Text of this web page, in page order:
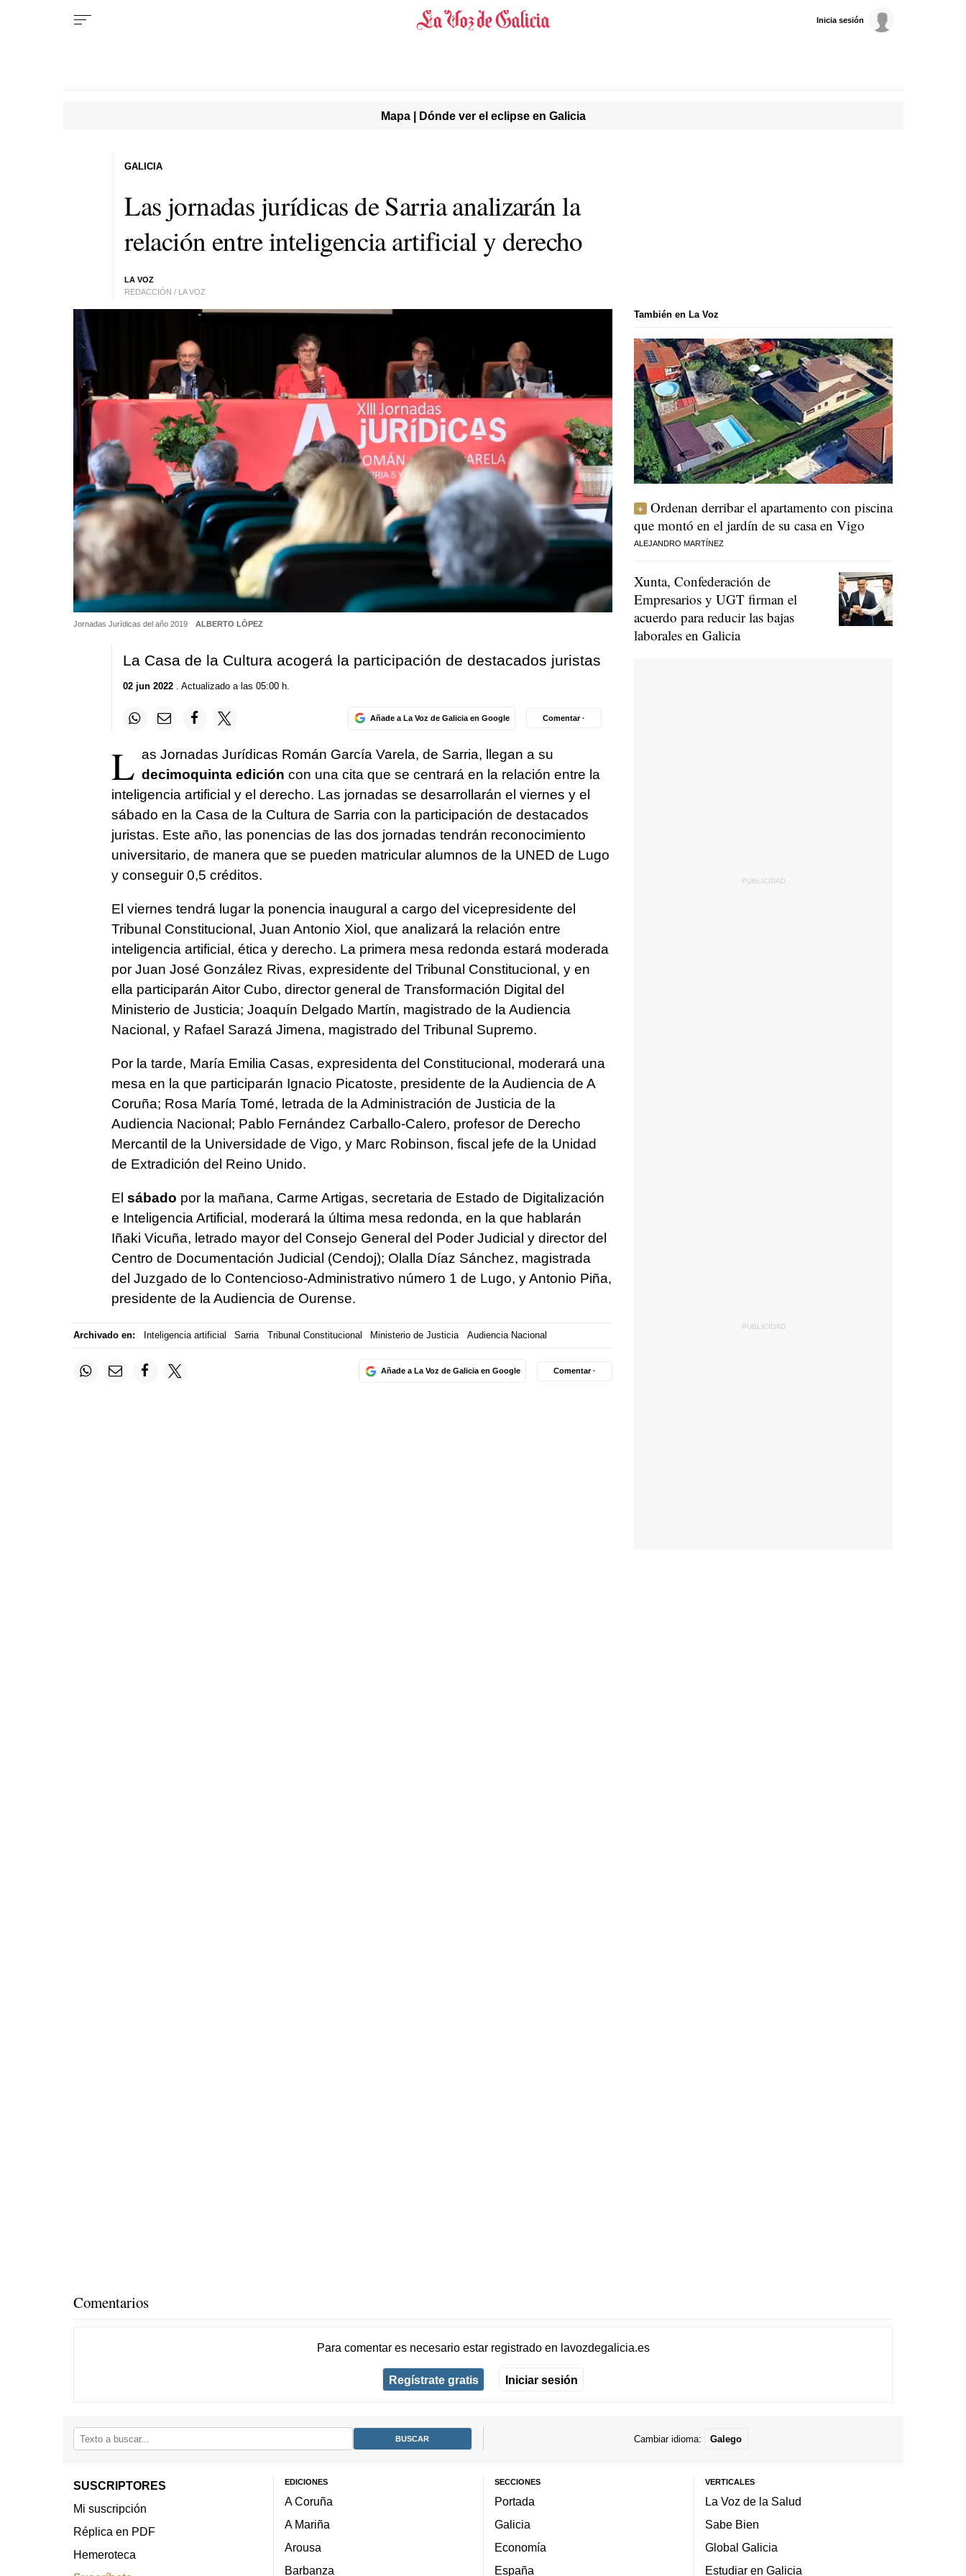
Inicia sesión
Mapa | Dónde ver el eclipse en Galicia
Las jornadas jurídicas de Sarria analizarán la
relación entre inteligencia artificial y derecho
LA VOZ
REDACCIÓN / LA VOZ
GALICIA
Jornadas Jurídicas del año 2019 ALBERTO LÓPEZ
La Casa de la Cultura acogerá la participación de destacados juristas
02 jun 2022. Actualizado a las 05:00 h.
Añade a La Voz de Galicia en Google Comentar ·
L as Jornadas Jurídicas Román García Varela, de Sarria, llegan a su
decimoquinta edición con una cita que se centrará en la relación entre la
inteligencia artificial y el derecho. Las jornadas se desarrollarán el viernes y el
sábado en la Casa de la Cultura de Sarria con la participación de destacados
juristas. Este año, las ponencias de las dos jornadas tendrán reconocimiento
universitario, de manera que se pueden matricular alumnos de la UNED de Lugo
y conseguir 0,5 créditos.
El viernes tendrá lugar la ponencia inaugural a cargo del vicepresidente del
Tribunal Constitucional, Juan Antonio Xiol, que analizará la relación entre
inteligencia artificial, ética y derecho. La primera mesa redonda estará moderada
por Juan José González Rivas, expresidente del Tribunal Constitucional, y en
ella participarán Aitor Cubo, director general de Transformación Digital del
Ministerio de Justicia; Joaquín Delgado Martín, magistrado de la Audiencia
Nacional, y Rafael Sarazá Jimena, magistrado del Tribunal Supremo.
Por la tarde, María Emilia Casas, expresidenta del Constitucional, moderará una
mesa en la que participarán Ignacio Picatoste, presidente de la Audiencia de A
Coruña; Rosa María Tomé, letrada de la Administración de Justicia de la
Audiencia Nacional; Pablo Fernández Carballo-Calero, profesor de Derecho
Mercantil de la Universidade de Vigo, y Marc Robinson, fiscal jefe de la Unidad
de Extradición del Reino Unido.
El sábado por la mañana, Carme Artigas, secretaria de Estado de Digitalización
e Inteligencia Artificial, moderará la última mesa redonda, en la que hablarán
Iñaki Vicuña, letrado mayor del Consejo General del Poder Judicial y director del
Centro de Documentación Judicial (Cendoj); Olalla Díaz Sánchez, magistrada
del Juzgado de lo Contencioso-Administrativo número 1 de Lugo, y Antonio Piña,
presidente de la Audiencia de Ourense.
Archivado en: Inteligencia artificial Sarria Tribunal Constitucional Ministerio de Justicia Audiencia Nacional
Añade a La Voz de Galicia en Google Comentar ·
También en La Voz
Ordenan derribar el apartamento con piscina
que montó en el jardín de su casa en Vigo
ALEJANDRO MARTÍNEZ
Xunta, Confederación de
Empresarios y UGT firman el
acuerdo para reducir las bajas
laborales en Galicia
Comentarios
Para comentar es necesario estar registradoen lavozdegalicia.es
Regístrate gratis Iniciar sesión
Cambiar idioma: Galego
SUSCRIPTORES
Mi suscripción
Réplica en PDF
Hemeroteca
EDICIONES
A Coruña
A Mariña
Arousa
Barbanza
SECCIONES
Portada
Galicia
Economía
España
VERTICALES
La Voz de la Salud
Sabe Bien
Global Galicia
Estudiar en Galicia